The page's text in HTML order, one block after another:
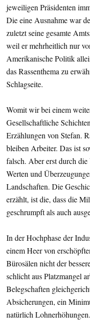
jeweiligen Präsidenten
Die eine Ausnahme war
zuletzt seine gesamte
weil er mehrheitlich nur
Amerikanische Politik
das Rassenthema zu
Schlagseite.
Womit wir bei einem
Gesellschaftliche
Erzählungen von Stefan.
bleiben Arbeiter. Das ist
falsch. Aber erst durch
Werten und
Landschaften. Die
erzählt, ist die, dass die
geschrumpft als auch
In der Hochphase der
einem Heer von
Bürosälen nicht der
schlicht aus Platzmangel
Belegschaften
Absicherungen, ein
natürlich